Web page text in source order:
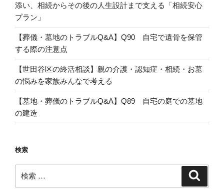
添い、相続からその後の人生設計まで支える「相続安心
プラン」
【葬儀・墓地のトラブルQ&A】Q90 自宅で遺骨を保管
する際の注意点
【世田谷区の終活相談】親の介護・認知症・相続・お墓
の悩みを家族みんなで考える
【墓地・葬儀のトラブルQ&A】Q89 自宅の庭での墓地
の建造
検索
検
索: